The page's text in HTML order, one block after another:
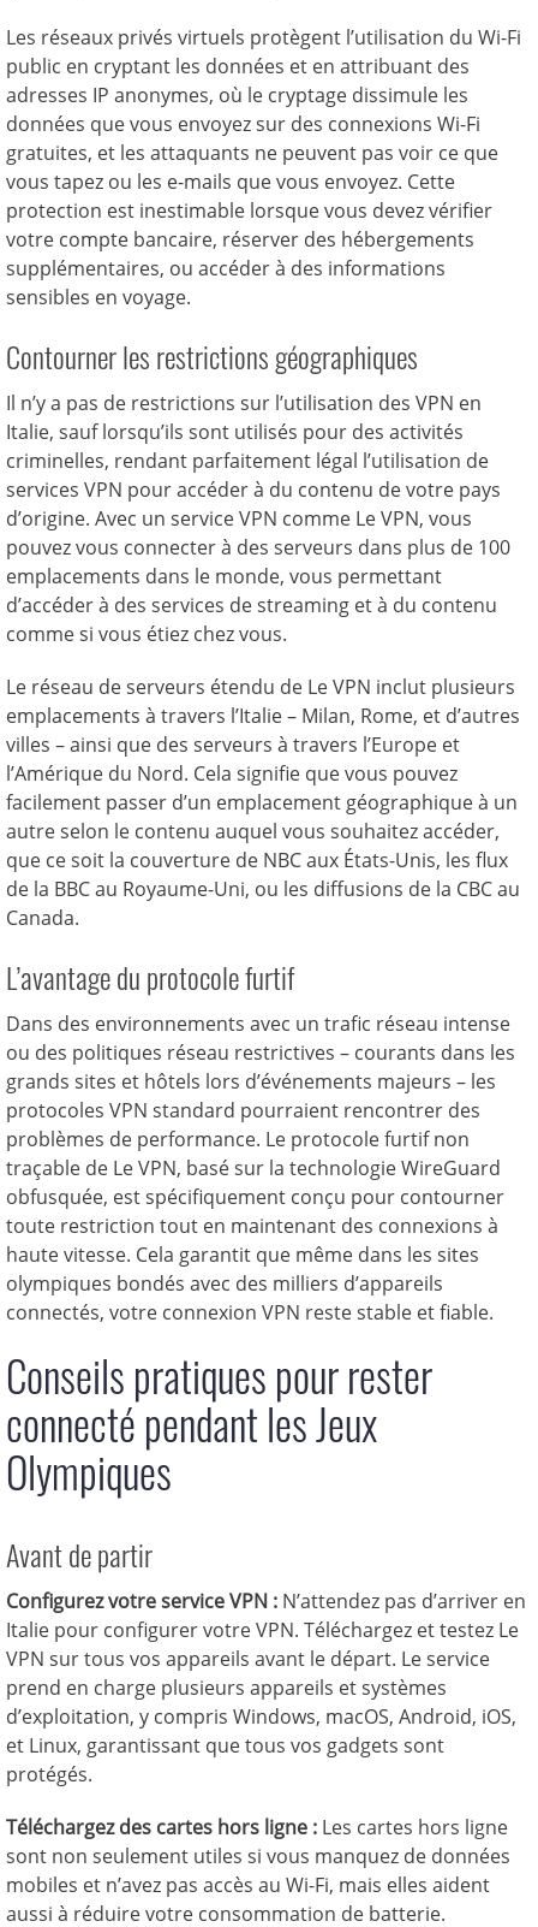
Les réseaux privés virtuels protègent l’utilisation du Wi-Fi
public en cryptant les données et en attribuant des
adresses IP anonymes, où le cryptage dissimule les
données que vous envoyez sur des connexions Wi-Fi
gratuites, et les attaquants ne peuvent pas voir ce que
vous tapez ou les e-mails que vous envoyez. Cette
protection est inestimable lorsque vous devez vérifier
votre compte bancaire, réserver des hébergements
supplémentaires, ou accéder à des informations
sensibles en voyage.
Contourner les restrictions géographiques
Il n’y a pas de restrictions sur l’utilisation des VPN en
Italie, sauf lorsqu’ils sont utilisés pour des activités
criminelles, rendant parfaitement légal l’utilisation de
services VPN pour accéder à du contenu de votre pays
d’origine. Avec un service VPN comme Le VPN, vous
pouvez vous connecter à des serveurs dans plus de 100
emplacements dans le monde, vous permettant
d’accéder à des services de streaming et à du contenu
comme si vous étiez chez vous.
Le réseau de serveurs étendu de Le VPN inclut plusieurs
emplacements à travers l’Italie – Milan, Rome, et d’autres
villes – ainsi que des serveurs à travers l’Europe et
l’Amérique du Nord. Cela signifie que vous pouvez
facilement passer d’un emplacement géographique à un
autre selon le contenu auquel vous souhaitez accéder,
que ce soit la couverture de NBC aux États-Unis, les flux
de la BBC au Royaume-Uni, ou les diffusions de la CBC au
Canada.
L’avantage du protocole furtif
Dans des environnements avec un trafic réseau intense
ou des politiques réseau restrictives – courants dans les
grands sites et hôtels lors d’événements majeurs – les
protocoles VPN standard pourraient rencontrer des
problèmes de performance. Le protocole furtif non
traçable de Le VPN, basé sur la technologie WireGuard
obfusquée, est spécifiquement conçu pour contourner
toute restriction tout en maintenant des connexions à
haute vitesse. Cela garantit que même dans les sites
olympiques bondés avec des milliers d’appareils
connectés, votre connexion VPN reste stable et fiable.
Conseils pratiques pour rester
connecté pendant les Jeux
Olympiques
Avant de partir
Configurez votre service VPN : N’attendez pas d’arriver en
Italie pour configurer votre VPN. Téléchargez et testez Le
VPN sur tous vos appareils avant le départ. Le service
prend en charge plusieurs appareils et systèmes
d’exploitation, y compris Windows, macOS, Android, iOS,
et Linux, garantissant que tous vos gadgets sont
protégés.
Téléchargez des cartes hors ligne : Les cartes hors ligne
sont non seulement utiles si vous manquez de données
mobiles et n’avez pas accès au Wi-Fi, mais elles aident
aussi à réduire votre consommation de batterie.